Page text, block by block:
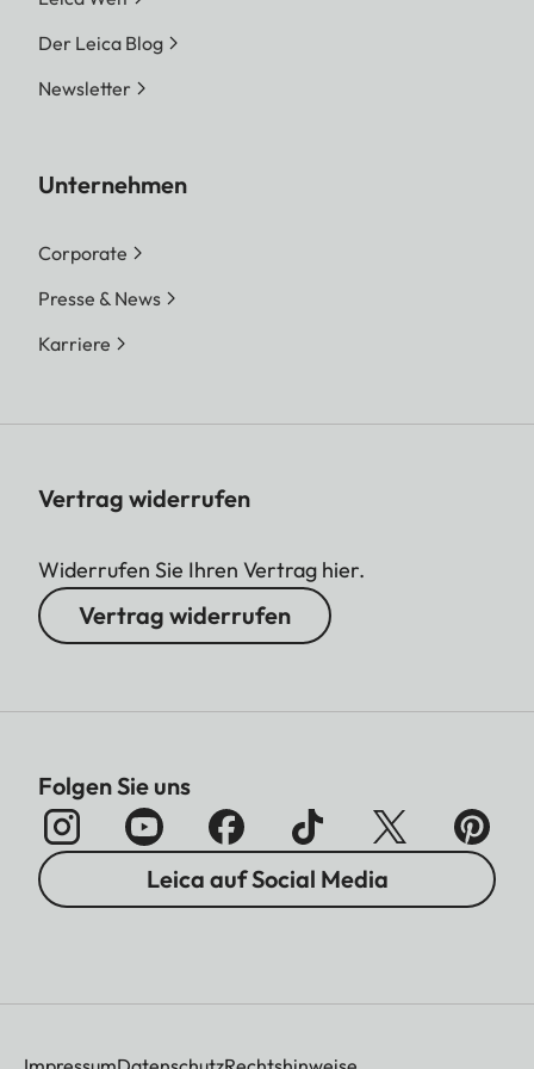
Der Leica Blog
Newsletter
Unternehmen
Corporate
Presse & News
Karriere
Vertrag widerrufen
Widerrufen Sie Ihren Vertrag hier.
Vertrag widerrufen
Folgen Sie uns
Leica auf Social Media